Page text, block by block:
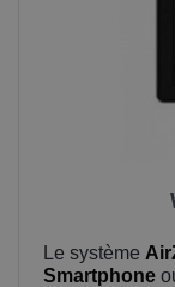
Le système
Smartphone